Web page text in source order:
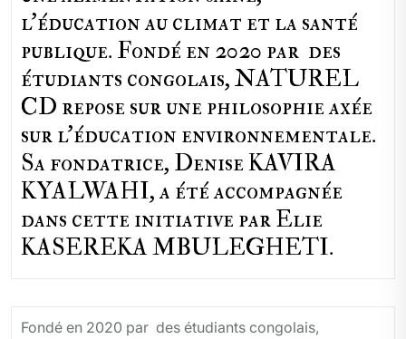
l'éducation au climat et la santé
publique. Fondé en 2020 par des
étudiants congolais, NATUREL
CD repose sur une philosophie axée
sur l'éducation environnementale.
Sa fondatrice, Denise KAVIRA
KYALWAHI, a été accompagnée
dans cette initiative par Elie
KASEREKA MBULEGHETI.
Fondé en 2020 par des étudiants congolais,